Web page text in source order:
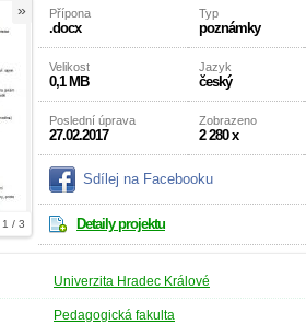
1 / 3
» Přípona
.docx
Typ
poznámky
Velikost
0,1 MB
Jazyk
český
Poslední úprava
27.02.2017
Zobrazeno
2 280 x
Sdílej na Facebooku
Detaily projektu
Univerzita Hradec Králové
Pedagogická fakulta